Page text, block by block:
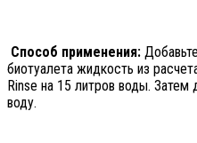
Способ применения:
биотуалета жидкость из
Rinse на 15 литров воды. Затем
воду.